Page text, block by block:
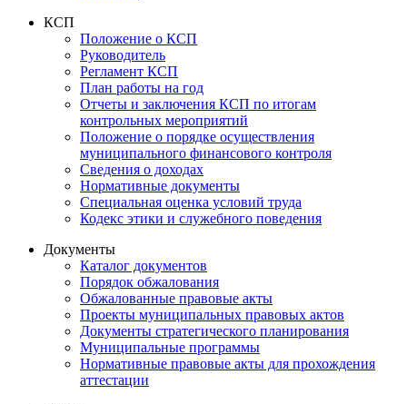
КСП
Положение о КСП
Руководитель
Регламент КСП
План работы на год
Отчеты и заключения КСП по итогам
контрольных мероприятий
Положение о порядке осуществления
муниципального финансового контроля
Сведения о доходах
Нормативные документы
Специальная оценка условий труда
Кодекс этики и служебного поведения
Документы
Каталог документов
Порядок обжалования
Обжалованные правовые акты
Проекты муниципальных правовых актов
Документы стратегического планирования
Муниципальные программы
Нормативные правовые акты для прохождения
аттестации